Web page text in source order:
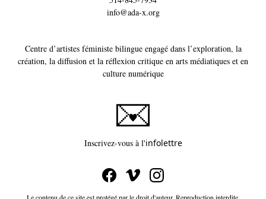
info@ada-x.org
Centre d’artistes féministe bilingue engagé dans l’exploration, la
création, la diffusion et la réflexion critique en arts médiatiques et en
culture numérique
Inscrivez-vous à l'infolettreCe lien s'ouvrira dans
Le contenu de ce site est protégé par le droit d'auteur. Reproduction interdite.